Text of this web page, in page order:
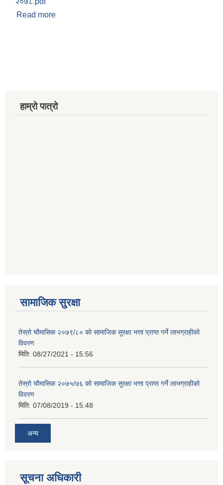
Read more
हाम्रो पात्रो
सामाजिक सुरक्षा
तेस्रो चौमासिक २०७९/८० को सामाजिक सुरक्षा भत्ता प्राप्त गर्ने लाभग्राहीको
विवरण
मिति: 08/27/2021 - 15:56
तेस्रो चौमासिक २०७५/७६ को सामाजिक सुरक्षा भत्ता प्राप्त गर्ने लाभग्राहीको
विवरण
मिति: 07/08/2019 - 15:48
अन्य
सूचना अधिकारी